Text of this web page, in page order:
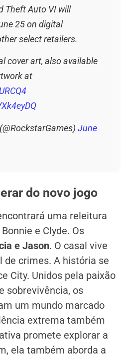
Theft Auto VI will
25 on digital
select retailers.
cover art, also available
at
June
do novo jogo
uma releitura
e Clyde. Os
e Jason. O casal vive
de crimes. A história se
City. Unidos pela paixão
sobrevivência, os
um mundo marcado
extrema também
promete explorar a
ela também aborda a